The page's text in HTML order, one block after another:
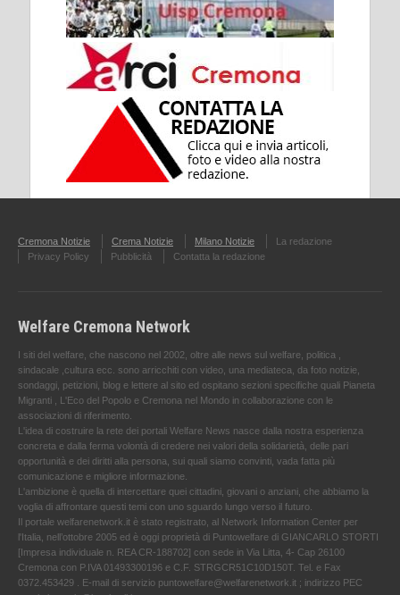
Cremona Notizie Crema Notizie Milano Notizie
La redazione
Privacy Policy
Pubblicità Contatta la redazione
Welfare Cremona Network
I siti del welfare, che nascono nel 2002, oltre alle news sul welfare, politica ,
sindacale ,cultura ecc. sono arricchiti con video, una mediateca, da foto notizie,
sondaggi, petizioni, blog e lettere al sito ed ospitano sezioni specifiche quali Pianeta
Migranti , L'Eco del Popolo e Cremona nel Mondo in collaborazione con le
associazioni di riferimento.
L'idea di costruire la rete dei portali Welfare News nasce dalla nostra esperienza
concreta e dalla ferma volontà di credere nei valori della solidarietà, delle pari
opportunità e dei diritti alla persona, sui quali siamo convinti, vada fatta più
comunicazione e migliore informazione.
L'ambizione è quella di intercettare quei cittadini, giovani o anziani, che abbiamo la
voglia di affrontare questi temi con uno sguardo lungo verso il futuro.
Il portale welfarenetwork.it è stato registrato, al Network Information Center per
l'Italia, nell’ottobre 2005 ed è oggi proprietà di Puntowelfare di GIANCARLO STORTI
[Impresa individuale n. REA CR-188702] con sede in Via Litta, 4- Cap 26100
Cremona con P.IVA 01493300196 e C.F. STRGCR51C10D150T. Tel. e Fax
0372.453429 . E-mail di servizio puntowelfare@welfarenetwork.it ; indirizzo PEC